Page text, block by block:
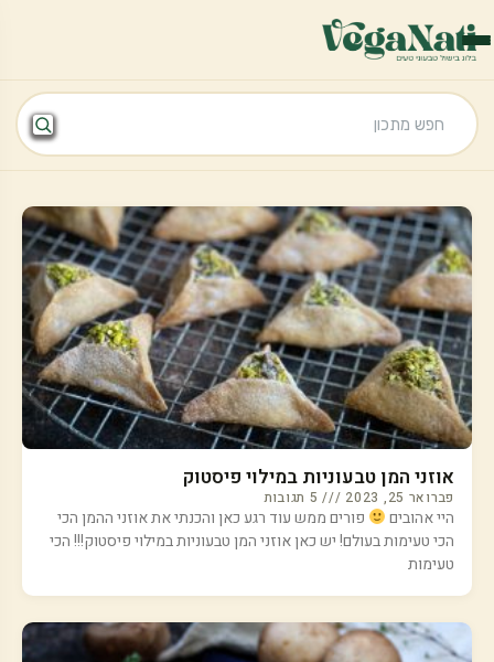
אוזני המן טבעוניות במילוי פיסטוק
פברואר 25, 2023 5 תגובות
היי אהובים
פורים ממש עוד רגע כאן והכנתי את אוזני ההמן הכי
הכי טעימות בעולם! יש כאן אוזני המן טבעוניות במילוי פיסטוק!!! הכי
טעימות